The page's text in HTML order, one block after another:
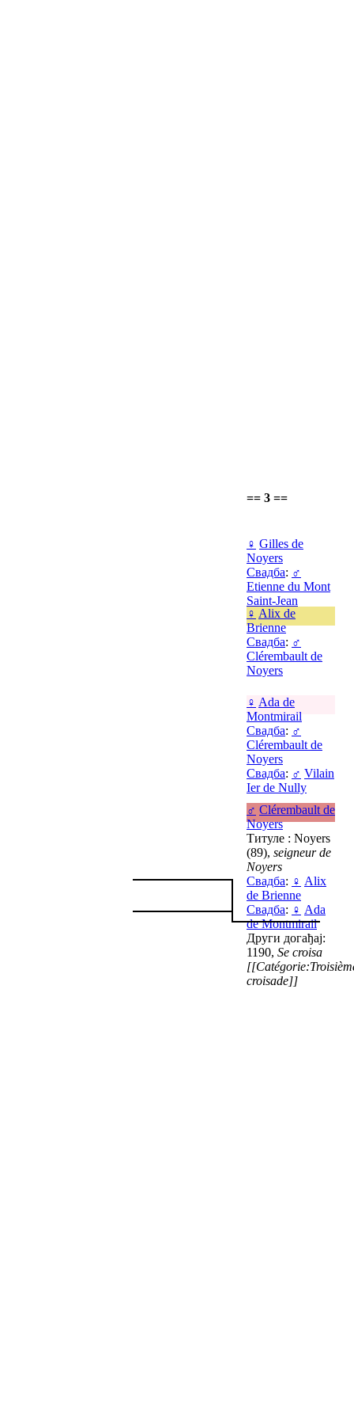
== 3 ==
♀ Gilles de
Noyers
Свадба: ♂
Etienne du Mont
Saint-Jean
♀ Alix de
Brienne
Свадба: ♂
Clérembault de
Noyers
♀ Ada de
Montmirail
Свадба: ♂
Clérembault de
Noyers
Свадба: ♂ Vilain
Ier de Nully
♂ Clérembault de
Noyers
Титуле : Noyers
(89), seigneur de
Noyers
Свадба: ♀ Alix
de Brienne
Свадба: ♀ Ada
de Montmirail
Други догађај:
1190, Se croisa
croisade]]